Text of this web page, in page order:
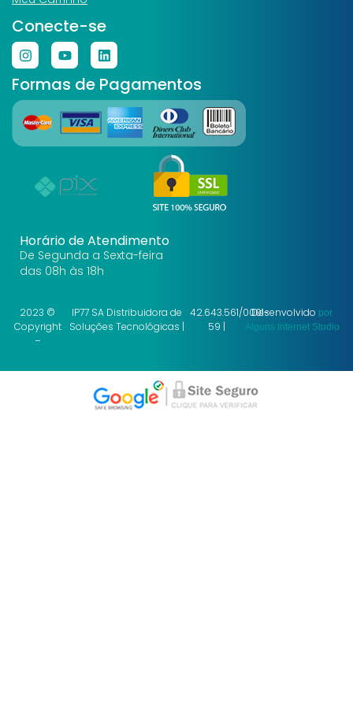
Conecte-se
Formas de Pagamentos
Horário de Atendimento
De Segunda a Sexta-feira
das 08h às 18h
2023 ©
Copyright
–
IP77 SA Distribuidora de
Soluções Tecnológicas |
42.643.561/0001-
59 |
Desenvolvido por
Alguns Internet Studio